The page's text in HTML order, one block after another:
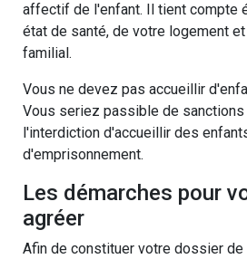
affectif de l'enfant. Il tient compte
état de santé, de votre logement
familial.
Vous ne devez pas accueillir
Vous seriez passible de sanctions
l'interdiction d'accueillir des
d'emprisonnement.
Les démarches pour
agréer
Afin de constituer votre dossier de